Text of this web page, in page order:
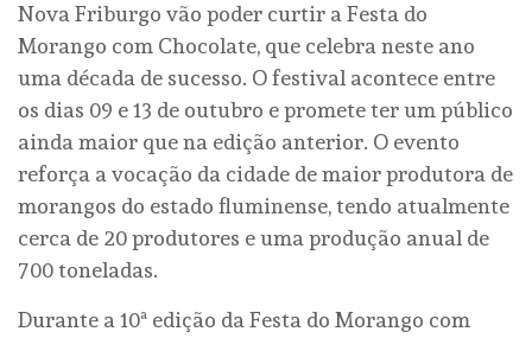
Nova Friburgo vão poder curtir a Festa do
Morango com Chocolate, que celebra neste ano
uma década de sucesso. O festival acontece entre
os dias 09 e 13 de outubro e promete ter um público
ainda maior que na edição anterior. O evento
reforça a vocação da cidade de maior produtora de
morangos do estado fluminense, tendo atualmente
cerca de 20 produtores e uma produção anual de
700 toneladas.
Durante a 10ª edição da Festa do Morango com